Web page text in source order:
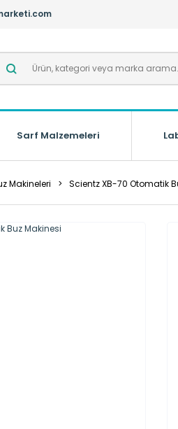
Sarf Malzemeleri
Makineleri Scientz XB-70 Otomatik